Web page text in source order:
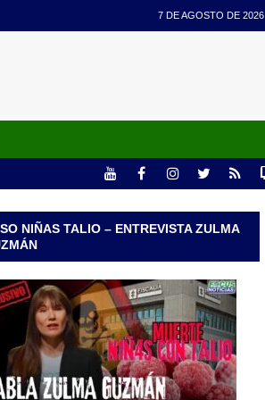
7 DE AGOSTO DE 2026
NIÑAS TALIO – ENTREVISTA ZULMA